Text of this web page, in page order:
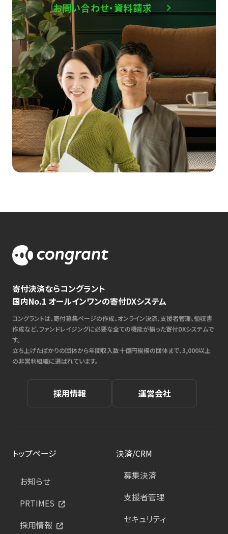
お問い合わせ・資料請求
寄付決済ならコングラント
国内No.1 オールインワンの寄付DXシステム
コングラントは、寄付募集ページの作成、オンライン決済、支援者管理、領収書
作成など、ファンドレイジングに必要な全ての機能が揃った寄付DXシステムで
す。
立ち上げたばかりの団体から年間収入数十億円規模の団体まで、3,000以上
の非営利組織に選ばれています。
採用情報 運営会社
トップページ
お知らせ
PRTIMES
採用情報
決済/CRM
募集決済
支援者管理
セキュリティ